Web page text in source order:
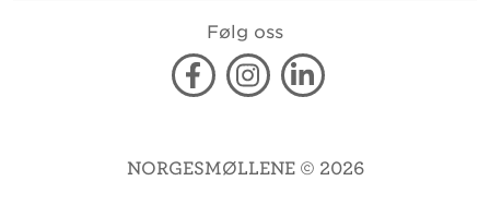
Følg oss
FacebookInstagramLinkedin
NORGESMØLLENE © 2026